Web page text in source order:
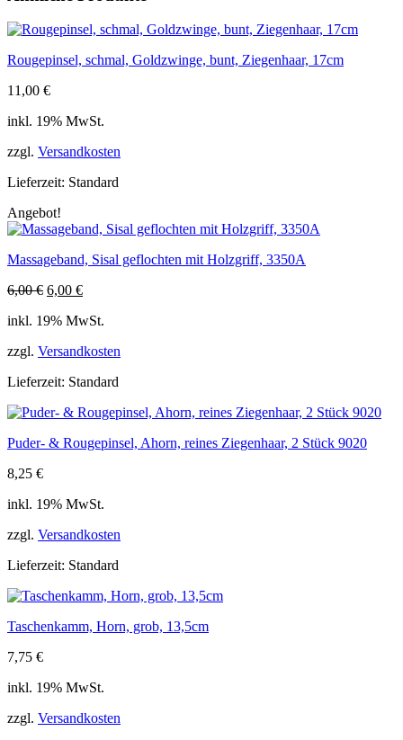
Menge
Rougepinsel, schmal, Goldzwinge, bunt, Ziegenhaar, 17cm
11,00 €
inkl. 19% MwSt.
zzgl. Versandkosten
Lieferzeit: Standard
Angebot!
Massageband, Sisal geflochten mit Holzgriff, 3350A
6,00€ Ursprünglicher
war:
6,00 €Aktueller
ist:
inkl. 19% MwSt.
zzgl. Versandkosten
Lieferzeit: Standard
Puder- & Rougepinsel, Ahorn, reines Ziegenhaar, 2 Stück 9020
8,25 €
inkl. 19% MwSt.
zzgl. Versandkosten
Lieferzeit: Standard
Taschenkamm, Horn, grob, 13,5cm
7,75 €
inkl. 19% MwSt.
zzgl. Versandkosten